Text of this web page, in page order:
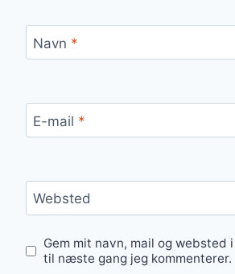
Navn *
E-mail *
Websted
Gem mit navn, mail og websted
til næste gang jeg kommenterer.